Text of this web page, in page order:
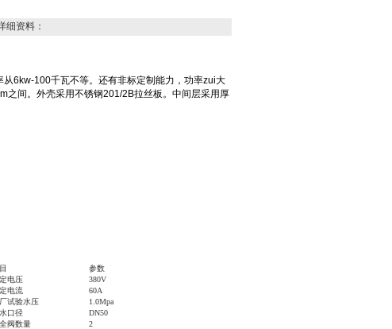
细资料：
6kw-100千瓦不等。还有非标定制能力，功率zui大
之间。外壳采用不锈钢201/2B拉丝板。中间层采用厚
参数
电压
380V
电流
60A
试验水压
1.0Mpa
口径 DN50
阀数量
2